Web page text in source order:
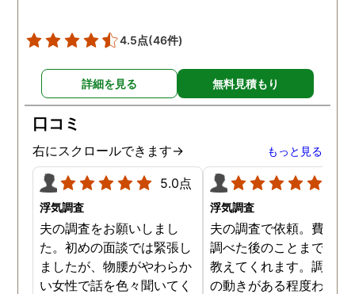
ケアもしてもらったり色々
とお世話になりました！
4.5点(46件)
詳細を見る 無料見積もり
口コミ
右にスクロールできます→ もっと見る
5.0点
浮気調査
夫の調査をお願いしまし
た。初めの面談では緊張し
ましたが、物腰がやわらか
い女性で話を色々聞いてく
浮気調査
夫の調査で依頼。費用や
調べた後のことまで詳し
教えてくれます。調査対
の動きがある程度わから